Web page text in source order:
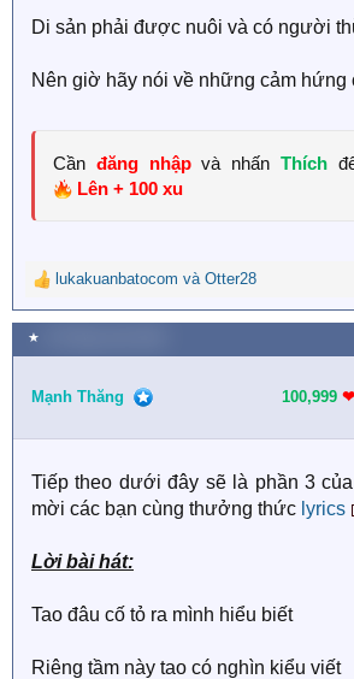
Di sản phải được nuôi và có người
Nên giờ hãy nói về những cảm hứng
Cần đăng nhậpvà nhấn Thích
Lên + 100 xu
R
e
a
c
i
n
:
lukakuanbatocom và Otter28
★
Mạnh Thăng 100,999 ❤︎
Tiếp theo dưới đây sẽ là phần 3
mời các bạn cùng thưởng thức lyrics
Lời bài hát:
Tao đâu cố tỏ ra mình hiểu biết
Riêng tầm này tao có nghìn kiểu viết